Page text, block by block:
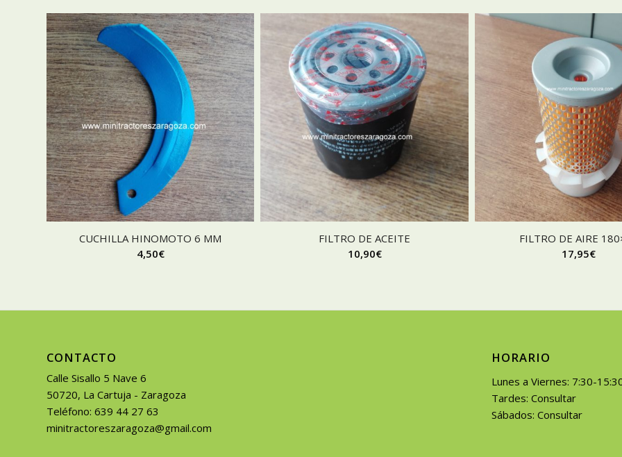
CUCHILLA HINOMOTO 6 MM
4,50€
FILTRO DE ACEITE
10,90€
FILTRO DE AIRE
17,95€
CONTACTO
Calle Sisallo 5 Nave 6
50720, La Cartuja - Zaragoza
Teléfono: 639 44 27 63
minitractoreszaragoza@gmail.com
HORARIO
Lunes a Viernes: 7:30-
Tardes: Consultar
Sábados: Consultar